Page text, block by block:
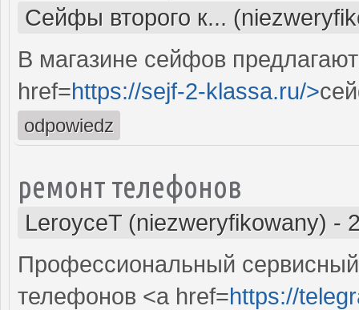
Сейфы второго к...
В магазине сейфов
href=https://sejf-2-klassa.ru/>
odpowiedz
ремонт телефонов
LeroyceT (niezweryfikowany) -
Профессиональный
телефонов <a href=https://